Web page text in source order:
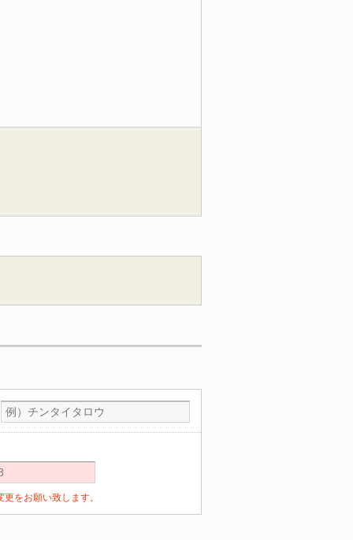
をお願い致します。